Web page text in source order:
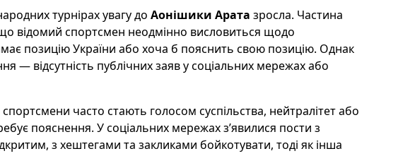
турнірах увагу до Аонішики Арата зросла. Частина
що відомий спортсмен неодмінно висловиться щодо
позицію України або хоча б пояснить свою позицію. Однак
— відсутність публічних заяв у соціальних мережах або
часто стають голосом суспільства, нейтралітет або
пояснення. У соціальних мережах з’явилися пости з
з хештегами та закликами бойкотувати, тоді як інша